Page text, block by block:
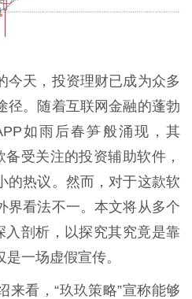
今天，投资理财已成为众多
径。随着互联网金融的蓬勃
如雨后春笋般涌现，其
备受关注的投资辅助软件，
的热议。然而，对于这款软
界看法不一。本文将从多个
入剖析，以探究其究竟是靠
一场虚假宣传。
来看，“玖玖策略”宣称能够